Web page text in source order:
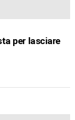
per lasciare